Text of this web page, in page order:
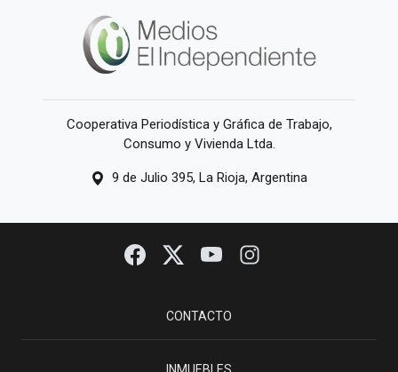
Cooperativa Periodística y Gráfica de Trabajo,
Consumo y Vivienda Ltda.
9 de Julio 395, La Rioja, Argentina
CONTACTO
INMUEBLES